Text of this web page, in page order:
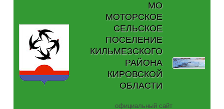
МО
МОТОРСКОЕ
СЕЛЬСКОЕ
ПОСЕЛЕНИЕ
КИЛЬМЕЗСКОГО
РАЙОНА
КИРОВСКОЙ
ОБЛАСТИ
официальный сайт